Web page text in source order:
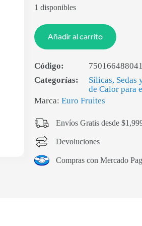
1 disponibles
Añadir al carrito
Código:
Categorías:
Sílicas, Sedas
de Calor para
Marca: Euro Fruites
Envíos Gratis desde
Devoluciones
Compras con Mercado